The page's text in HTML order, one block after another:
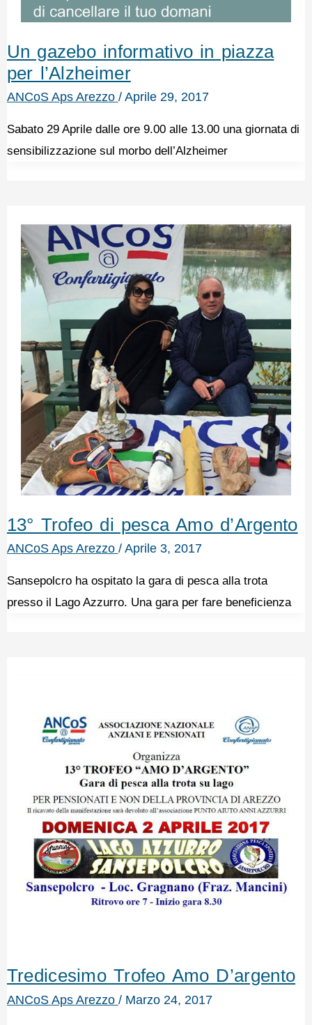
Un gazebo informativo in piazza
per l’Alzheimer
ANCoS Aps Arezzo / Aprile 29, 2017
Sabato 29 Aprile dalle ore 9.00 alle 13.00 una giornata di
sensibilizzazione sul morbo dell’Alzheimer
13° Trofeo di pesca Amo d’Argento
ANCoS Aps Arezzo / Aprile 3, 2017
Sansepolcro ha ospitato la gara di pesca alla trota
presso il Lago Azzurro. Una gara per fare beneficienza
Tredicesimo Trofeo Amo D’argento
ANCoS Aps Arezzo / Marzo 24, 2017